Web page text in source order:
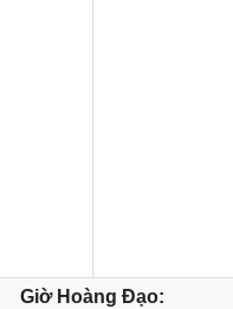
Giờ Hoàng Đạo: